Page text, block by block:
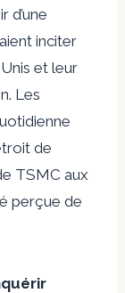
d’une
inciter
et leur
Les
de
TSMC aux
perçue de